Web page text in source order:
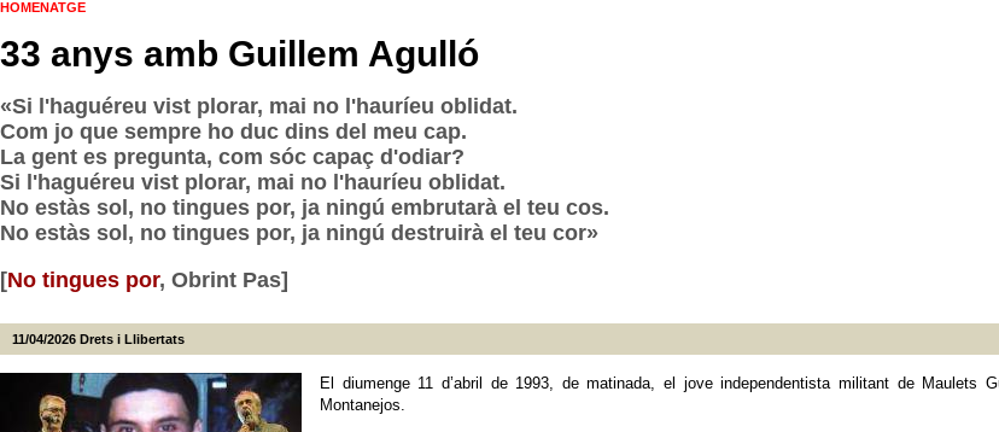
HOMENATGE
33 anys amb Guillem Agulló
«Si l'haguéreu vist plorar, mai no l'hauríeu oblidat.
Com jo que sempre ho duc dins del meu cap.
La gent es pregunta, com sóc capaç d'odiar?
Si l'haguéreu vist plorar, mai no l'hauríeu oblidat.
No estàs sol, no tingues por, ja ningú embrutarà el teu cos.
No estàs sol, no tingues por, ja ningú destruirà el teu cor»
[No tingues por, Obrint Pas]
11/04/2026 Drets i Llibertats
El diumenge 11 d’abril de 1993, de matinada, el jove independentista militant de
Montanejos.